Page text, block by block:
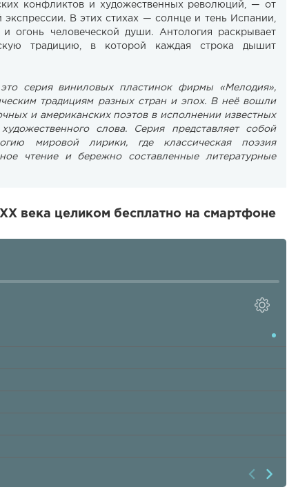
конфликтов и художественных революций, — от
В этих стихах — солнце и тень Испании,
огонь человеческой души. Антология раскрывает
традицию, в которой каждая строка дышит
серия виниловых пластинок фирмы «Мелодия»,
традициям разных стран и эпох. В неё вошли
и американских поэтов в исполнении известных
слова. Серия представляет собой
мировой лирики, где классическая поэзия
чтение и бережно составленные литературные
века целиком бесплатно на смартфоне